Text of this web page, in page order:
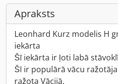
Apraksts
Leonhard Kurz modelis H
iekārta
Šī iekārta ir ļoti labā
Šī ir populārā vācu
ražota Vācijā.